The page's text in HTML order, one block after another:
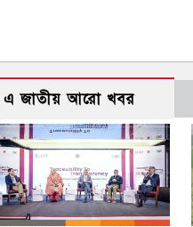
এ জাতীয় আরো খবর